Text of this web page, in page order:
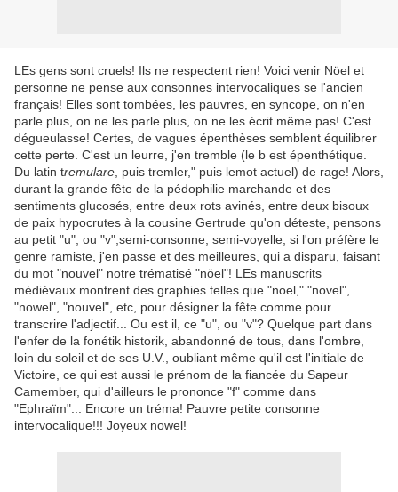
LEs gens sont cruels! Ils ne respectent rien! Voici venir Nöel et
personne ne pense aux consonnes intervocaliques se l'ancien
français! Elles sont tombées, les pauvres, en syncope, on n'en
parle plus, on ne les parle plus, on ne les écrit même pas! C'est
dégueulasse! Certes, de vagues épenthèses semblent équilibrer
cette perte. C'est un leurre, j'en tremble (le b est épenthétique.
Du latin tremulare , puis tremler," puis lemot actuel) de rage! Alors,
durant la grande fête de la pédophilie marchande et des
sentiments glucosés, entre deux rots avinés, entre deux bisoux
de paix hypocrutes à la cousine Gertrude qu'on déteste, pensons
au petit "u", ou "v",semi-consonne, semi-voyelle, si l'on préfère le
genre ramiste, j'en passe et des meilleures, qui a disparu, faisant
du mot "nouvel" notre trématisé "nöel"! LEs manuscrits
médiévaux montrent des graphies telles que "noel," "novel",
"nowel", "nouvel", etc, pour désigner la fête comme pour
transcrire l'adjectif... Ou est il, ce "u", ou "v"? Quelque part dans
l'enfer de la fonétik historik, abandonné de tous, dans l'ombre,
loin du soleil et de ses U.V., oubliant même qu'il est l'initiale de
Victoire, ce qui est aussi le prénom de la fiancée du Sapeur
Camember, qui d'ailleurs le prononce "f" comme dans
"Ephraïm"... Encore un tréma! Pauvre petite consonne
intervocalique!!! Joyeux nowel!